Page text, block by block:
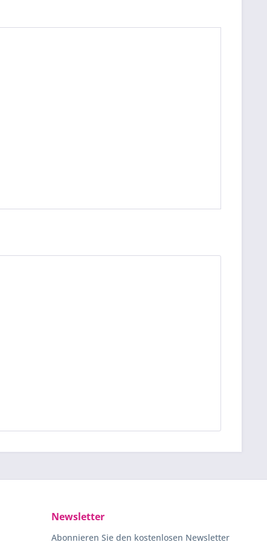
Newsletter
Abonnieren Sie den kostenlosen Newsletter